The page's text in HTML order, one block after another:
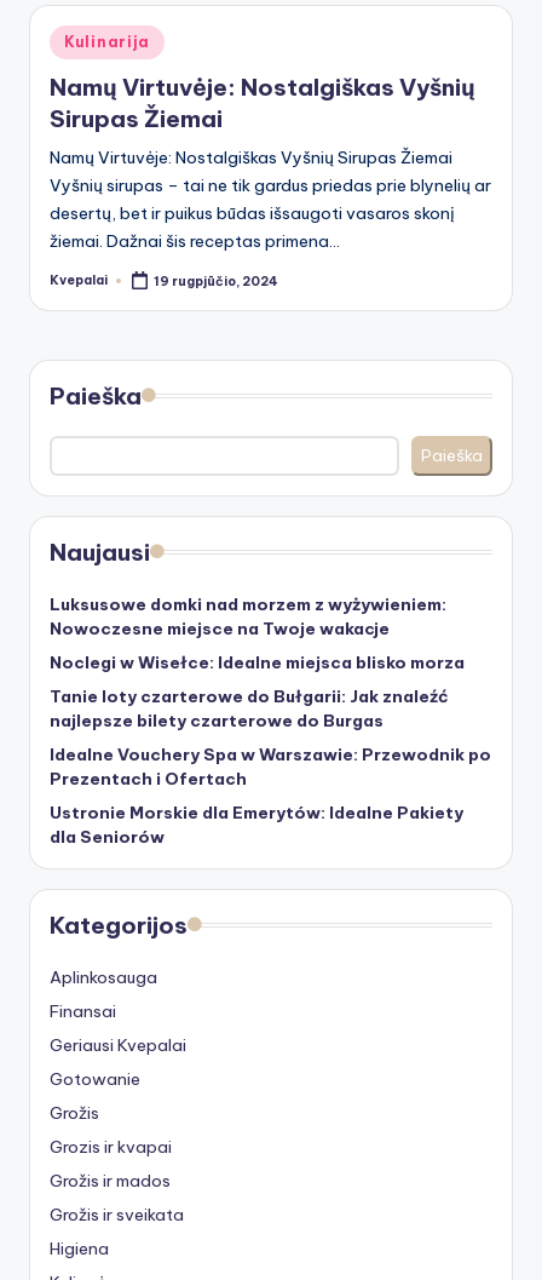
Posted
in
Kulinarija
Namų Virtuvėje: Nostalgiškas Vyšnių
Sirupas Žiemai
Namų Virtuvėje: Nostalgiškas Vyšnių Sirupas Žiemai
Vyšnių sirupas – tai ne tik gardus priedas prie blynelių ar
desertų, bet ir puikus būdas išsaugoti vasaros skonį
žiemai. Dažnai šis receptas primena…
Posted
Kvepalai 19 rugpjūčio, 2024
Paieška
Paieška
Naujausi
Luksusowe domki nad morzem z wyżywieniem:
Nowoczesne miejsce na Twoje wakacje
Noclegi w Wisełce: Idealne miejsca blisko morza
Tanie loty czarterowe do Bułgarii: Jak znaleźć
najlepsze bilety czarterowe do Burgas
Idealne Vouchery Spa w Warszawie: Przewodnik po
Prezentach i Ofertach
Ustronie Morskie dla Emerytów: Idealne Pakiety
dla Seniorów
Kategorijos
Aplinkosauga
Finansai
Geriausi Kvepalai
Gotowanie
Grožis
Grozis ir kvapai
Grožis ir mados
Grožis ir sveikata
Higiena